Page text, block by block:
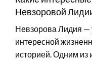
Невзоровой
Невзорова Лидия —
интересной
историей. Одним из